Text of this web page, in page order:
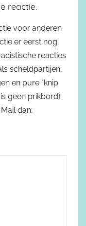
reactie.
voor anderen
er eerst nog
reacties
scheldpartijen,
en pure "knip
geen prikbord).
dan: